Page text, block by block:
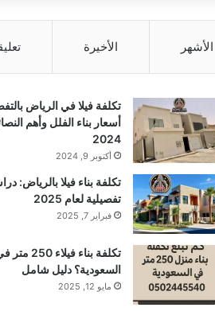
الأشهر الأخيرة
تكلفة فيلا في الرياض
أسعار بناء الفلل وأهم
2024
أكتوبر 9, 2024
تكلفة بناء فيلا بالرياض:
تفصيلية لعام 2025
فبراير 7, 2025
تكلفة بناء فيلاء 250
السعودية؟ دليل شامل
مايو 12, 2025